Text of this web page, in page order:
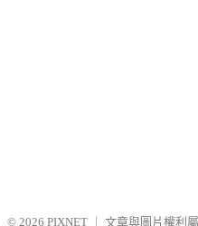
© 2026 PIXNET 文章與圖片權利